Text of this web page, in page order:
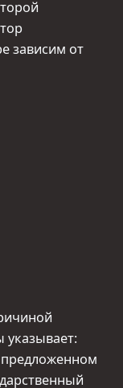
зависим от
указывает:
предложенном